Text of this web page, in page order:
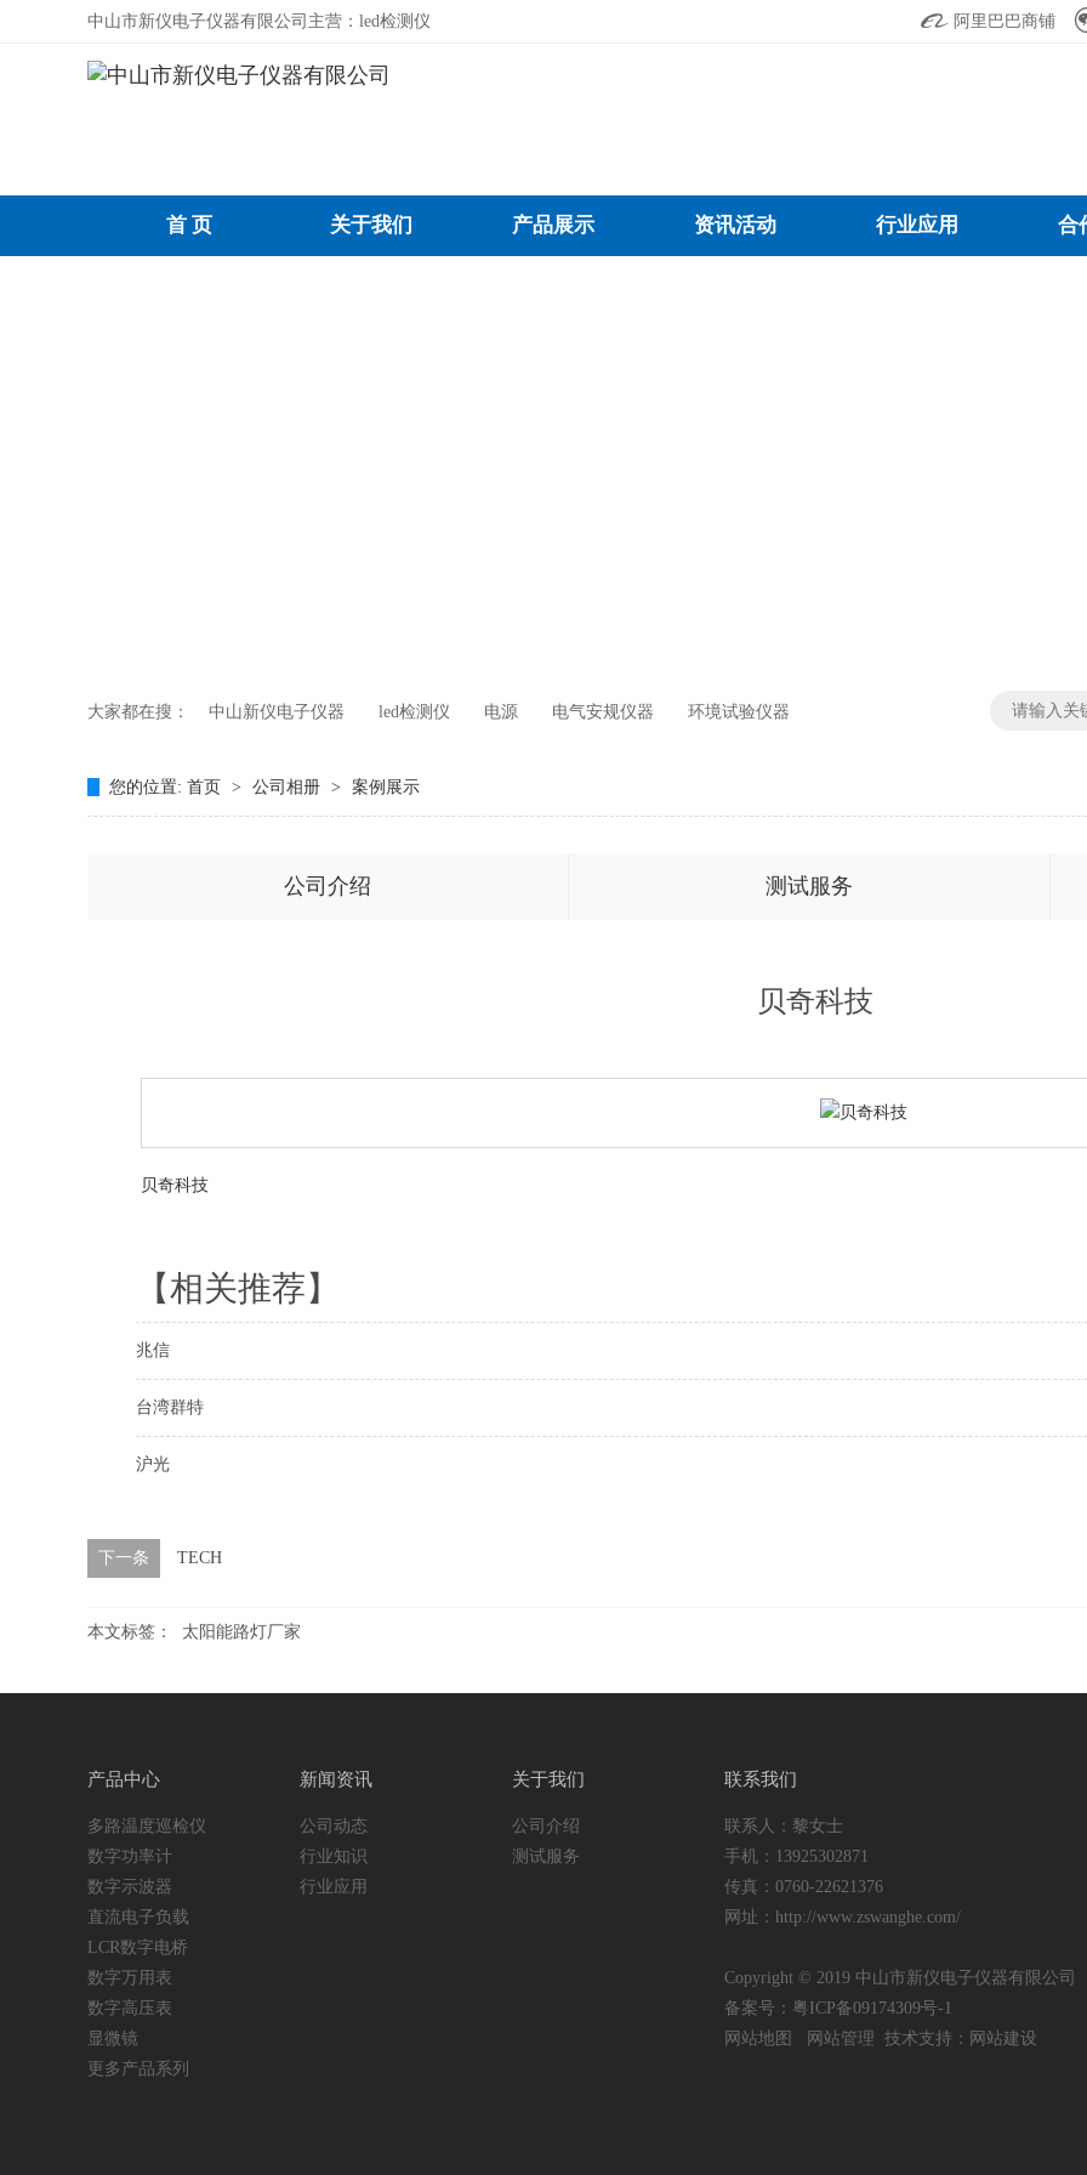
中山市新仪电子仪器有限公司主营：led检测仪  阿里巴巴商铺
首 页 关于我们 产品展示 资讯活动 行业应用 合
大家都在搜： 中山新仪电子仪器 led检测仪 电源 电气安规仪器 环境试验仪器
您的位置: 首页 > 公司相册 > 案例展示
公司介绍 测试服务
贝奇科技
贝奇科技
【相关推荐】
兆信
台湾群特
沪光
下一条 TECH
本文标签： 太阳能路灯厂家
产品中心
多路温度巡检仪
数字功率计
数字示波器
直流电子负载
LCR数字电桥
数字万用表
数字高压表
显微镜
更多产品系列
新闻资讯
公司动态
行业知识
行业应用
关于我们
公司介绍
测试服务
联系我们
联系人：黎女士
手机：13925302871
传真：0760-22621376
网址：http://www.zswanghe.com/
Copyright © 2019 中山市新仪电子仪器有限公
备案号：粤ICP备09174309号-1
网站地图
网站管理 技术支持：网站建设